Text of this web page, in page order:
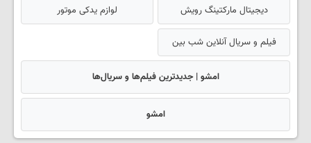
دیجیتال مارکتینگ رویش لوازم یدکی موتور
فیلم و سریال آنلاین شب بین
امشو | جدیدترین فیلم‌ها و سریال‌ها
امشو